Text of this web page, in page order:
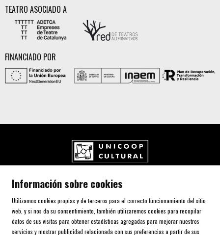
TEATRO ASOCIADO A
FINANCIADO POR
Carrer de l'Aurora, 80 (Plaça de Cal Font)
Telf. 93 805 00 75
Información sobre cookies
Utilizamos cookies propias y de terceros para el correcto funcionamiento del sitio
web, y si nos da su consentimiento, también utilizaremos cookies para recopilar
datos de sus visitas para obtener estadísticas agregadas para mejorar nuestros
servicios y mostrar publicidad relacionada con sus preferencias a partir de sus